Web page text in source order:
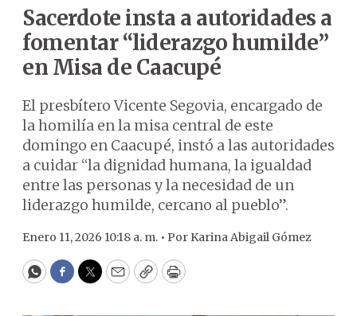
Sacerdote insta a autoridades a
fomentar “liderazgo humilde”
en Misa de Caacupé
El presbítero Vicente Segovia, encargado de
la homilía en la misa central de este
domingo en Caacupé, instó a las autoridades
a cuidar “la dignidad humana, la igualdad
entre las personas y la necesidad de un
liderazgo humilde, cercano al pueblo”.
Enero 11, 2026 10:18 a. m. • Por Karina Abigail Gómez
WhatsApp
Facebook
Twitter
EmailCopyPrint